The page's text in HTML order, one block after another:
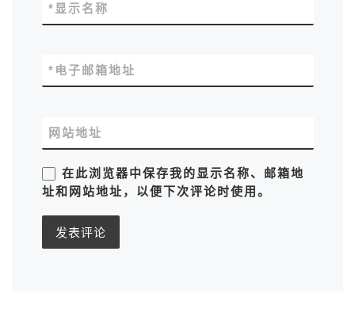
显示名称
*
电子邮箱地址
*
网站地址
在此浏览器中保存我的显示名称、邮箱地
址和网站地址，以便下次评论时使用。